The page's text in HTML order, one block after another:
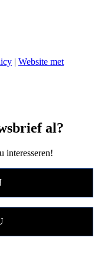
| Website met
al?
interesseren!